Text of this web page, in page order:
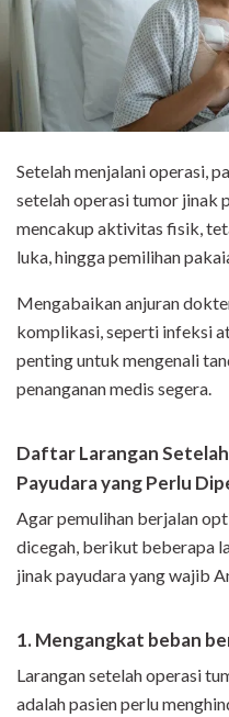
Setelah menjalani operasi,
setelah operasi tumor jinak
mencakup aktivitas fisik,
luka, hingga pemilihan
Mengabaikan anjuran
komplikasi, seperti infeksi
penting untuk mengenali
penanganan medis segera.
Daftar Larangan
Payudara yang Perlu
Agar pemulihan berjalan
dicegah, berikut beberapa
jinak payudara yang wajib
1. Mengangkat beban
Larangan setelah operasi
adalah pasien perlu